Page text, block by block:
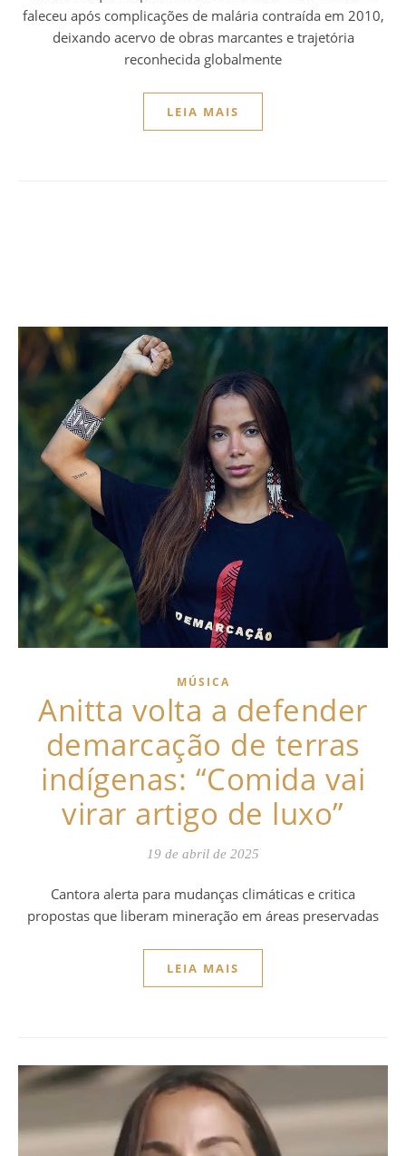
faleceu após complicações de malária contraída em 2010,
deixando acervo de obras marcantes e trajetória
reconhecida globalmente
LEIA MAIS
MÚSICA
Anitta volta a defender
demarcação de terras
indígenas: “Comida vai
virar artigo de luxo”
19 de abril de 2025
Cantora alerta para mudanças climáticas e critica
propostas que liberam mineração em áreas preservadas
LEIA MAIS